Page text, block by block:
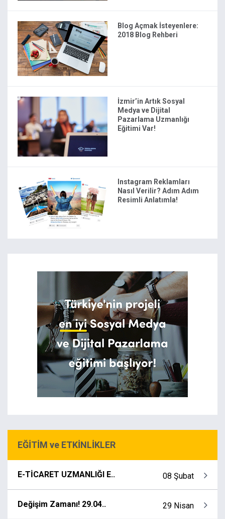
Blog Açmak İsteyenlere:
2018 Blog Rehberi
İzmir’in Artık Sosyal
Medya ve Dijital
Pazarlama Uzmanlığı
Eğitimi Var!
Instagram Reklamları
Nasıl Verilir? Adım Adım
Resimli Anlatımla!
EĞİTİM ve ETKİNLİKLER
E-TİCARET UZMANLIĞI E.. 08 Şubat
Değişim Zamanı! 29.04.. 29 Nisan